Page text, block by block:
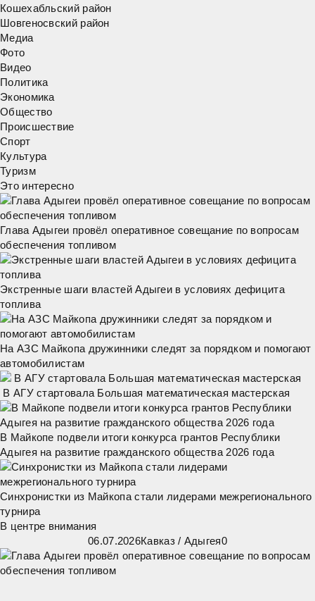
Кошехабльский район
Шовгеносвский район
Медиа
Фото
Видео
Политика
Экономика
Общество
Происшествие
Спорт
Культура
Туризм
Это интересно
Глава Адыгеи провёл оперативное совещание по вопросам
обеспечения топливом
Экстренные шаги властей Адыгеи в условиях дефицита
топлива
На АЗС Майкопа дружинники следят за порядком и помогают
автомобилистам
В АГУ стартовала Большая математическая мастерская
В Майкопе подвели итоги конкурса грантов Республики
Адыгея на развитие гражданского общества 2026 года
Синхронистки из Майкопа стали лидерами межрегионального
турнира
В центре внимания
06.07.2026Кавказ/ Адыгея0